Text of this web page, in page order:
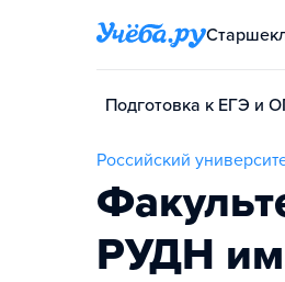
Подготовка к ЕГЭ и
Российский
РУДН